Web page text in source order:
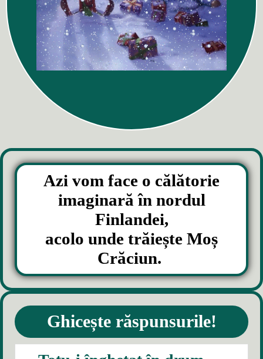
Azi vom face o călătorie
imaginară în nordul
Finlandei,
acolo unde trăiește Moș
Crăciun.
Ghicește răspunsurile!